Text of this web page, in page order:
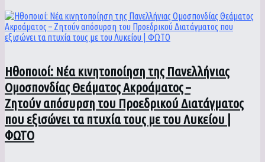
Ηθοποιοί: Νέα κινητοποίηση της Πανελλήνιας
Ομοσπονδίας Θεάματος Ακροάματος –
Ζητούν απόσυρση του Προεδρικού Διατάγματος
που εξισώνει τα πτυχία τους με του Λυκείου |
ΦΩΤΟ